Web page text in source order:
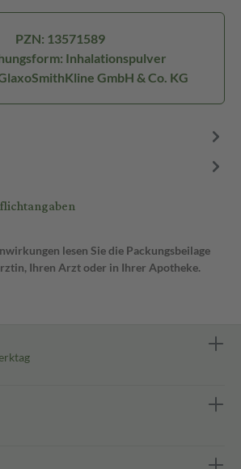
PZN: 13571589
Inhalationspulver
GmbH & Co. KG
lesen Sie die Packungsbeilage
Ihren Arzt oder in Ihrer Apotheke.